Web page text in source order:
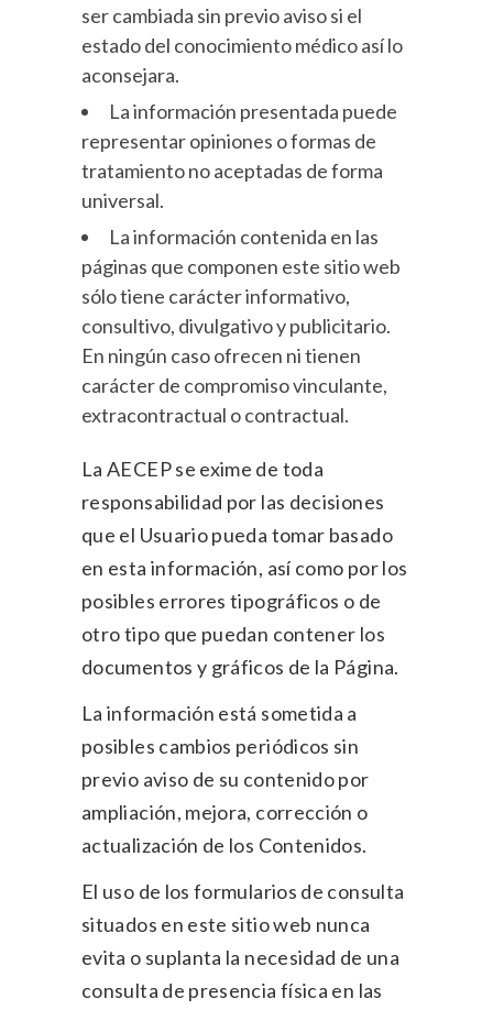
ser cambiada sin previo aviso si el
estado del conocimiento médico así lo
aconsejara.
La información presentada puede
representar opiniones o formas de
tratamiento no aceptadas de forma
universal.
La información contenida en las
páginas que componen este sitio web
sólo tiene carácter informativo,
consultivo, divulgativo y publicitario.
En ningún caso ofrecen ni tienen
carácter de compromiso vinculante,
extracontractual o contractual.
La AECEP se exime de toda
responsabilidad por las decisiones
que el Usuario pueda tomar basado
en esta información, así como por los
posibles errores tipográficos o de
otro tipo que puedan contener los
documentos y gráficos de la Página.
La información está sometida a
posibles cambios periódicos sin
previo aviso de su contenido por
ampliación, mejora, corrección o
actualización de los Contenidos.
El uso de los formularios de consulta
situados en este sitio web nunca
evita o suplanta la necesidad de una
consulta de presencia física en las